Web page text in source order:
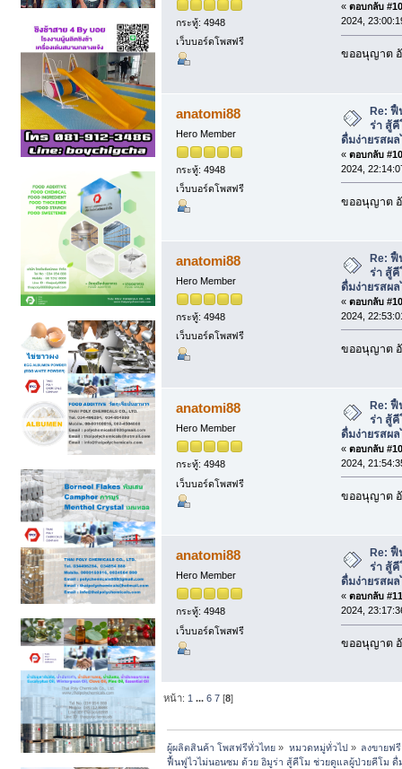
กระทู้: 4948
เว็บบอร์ดโพสฟรี
« ตอบกลับ
2024,
ขออนุญาต
anatomi88
Hero Member
กระทู้: 4948
เว็บบอร์ดโพสฟรี
Re: ฟื้
ร่า สู้
ดื่มง่ายรสผล
« ตอบกลับ
2024,
ขออนุญาต
anatomi88
Hero Member
กระทู้: 4948
เว็บบอร์ดโพสฟรี
Re: ฟื้
ร่า สู้
ดื่มง่ายรสผล
« ตอบกลับ
2024,
ขออนุญาต
anatomi88
Hero Member
กระทู้: 4948
เว็บบอร์ดโพสฟรี
Re:
ร่า สู้
ดื่มง่ายรสผล
« ตอบกลับ
2024,
ขออนุญาต
anatomi88
Hero Member
กระทู้: 4948
เว็บบอร์ดโพสฟรี
Re:
ร่า สู้
ดื่มง่ายรสผล
« ตอบกลับ
2024,
ขออนุญาต
หน้า: 1 ...6 7 [8]
ผู้ผลิตสินค้า โพสฟรีทั่วไทย » หมวดหมู่ทั่วไป » ลงขายฟ
ฟื้นฟูไวไม่นอนซม ด้วย อิมูร่า สู้คีโม ช่วยดูแลผู้ป่วยคีโม ดื่